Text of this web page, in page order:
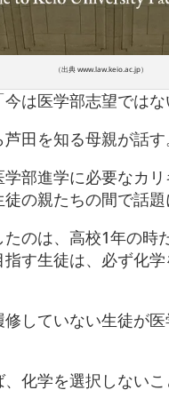
（出典 www.law.keio.ac.jp）
は医学部志望ではな
田を知る母親が話す
部進学に必要なカ
の親たちの間で話題
のは、高校1年の
す生徒は、必ず化
していない生徒が
化学を選択しないこ